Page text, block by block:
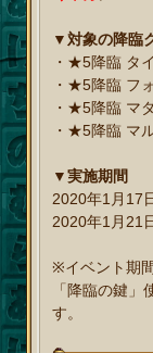
▼対象の降臨
・★5降臨 タ
・★5降臨 フ
・★5降臨 マ
・★5降臨 マ
▼実施期間
2020年1月17
2020年1月21
※イベント期
「降臨の鍵
す。